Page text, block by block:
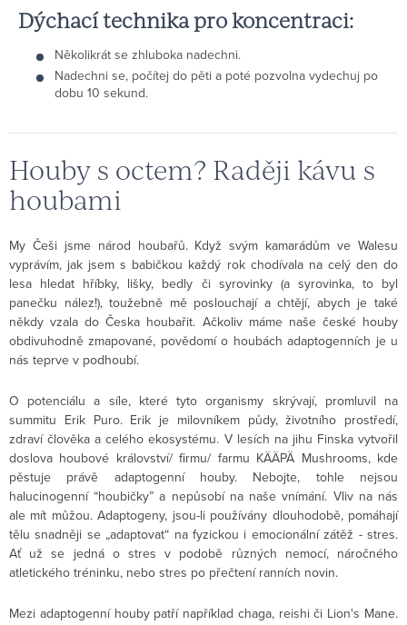
Dýchací technika pro koncentraci:
Několikrát se zhluboka nadechni.
Nadechni se, počítej do pěti a poté pozvolna vydechuj po
dobu 10 sekund.
Houby s octem? Raději kávu s
houbami
My Češi jsme národ houbařů. Když svým kamarádům ve Walesu
vyprávím, jak jsem s babičkou každý rok chodívala na celý den do
lesa hledat hříbky, lišky, bedly či syrovinky (a syrovinka, to byl
panečku nález!), toužebně mě poslouchají a chtějí, abych je také
někdy vzala do Česka houbařit. Ačkoliv máme naše české houby
obdivuhodně zmapované, povědomí o houbách adaptogenních je u
nás teprve v podhoubí.
O potenciálu a síle, které tyto organismy skrývají, promluvil na
summitu Erik Puro. Erik je milovníkem půdy, životního prostředí,
zdraví člověka a celého ekosystému. V lesích na jihu Finska vytvořil
doslova houbové království/firmu/ farmu KÄÄPÄ Mushrooms, kde
pěstuje právě adaptogenní houby. Nebojte, tohle nejsou
halucinogenní “houbičky” a nepůsobí na naše vnímání. Vliv na nás
ale mít můžou. Adaptogeny, jsou-li používány dlouhodobě, pomáhají
tělu snadněji se „adaptovat“ na fyzickou i emocionální zátěž - stres.
Ať už se jedná o stres v podobě různých nemocí, náročného
atletického tréninku, nebo stres po přečtení ranních novin.
Mezi adaptogenní houby patří například chaga, reishi či Lion's Mane.